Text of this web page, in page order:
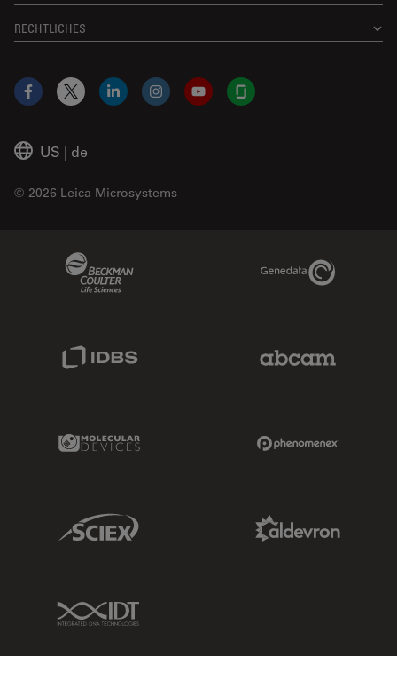
RECHTLICHES
US | de
© 2026 Leica Microsystems
Facebook
X LinkedInInstagramYouTubeGlassdoor
Genedata Link
Molecular Devices Link
Sciex Link
IDT Link